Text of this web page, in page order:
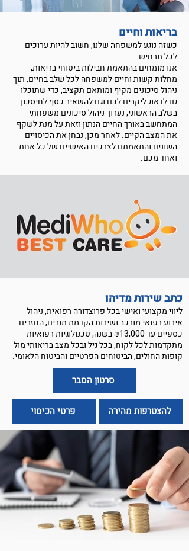
בריאות וחיים
כשזה נוגע למשפחה שלנו, חשוב להיות ערוכים
לכל תרחיש.
אנו מומחים בהתאמת חבילות ביטוחי בריאות,
מחלות קשות וחיים למשפחה לכל שלב בחיים, תוך
ניהול סיכונים מקיף ומותאם תקציב, כדי שתוכלו
גם לדאוג ליקרים לכם וגם להשאיר כסף לחיסכון.
בשלב הראשוני, נערוך ניהול סיכונים משפחתי
המתחשב באורך החיים הנתון וזאת על מנת לשקף
את המצב הקיים. לאחר מכן, נבחן את הכיסויים
השונים והתאמתם לצרכים האישיים של כל אחת
ואחד מכם.
כתב שירות מדיהו
ליווי מקצועי ואישי בכל פרוצדורה רפואית, ניהול
אירוע רפואי מורכב ושירות הקדמת תורים, החזרים
כספיים עד ₪13,000 בשנה, טכנולוגיות רפואיות
מתקדמות לכל לקוח, בכל גיל ובכל מצב בריאותי מול
קופות החולים, הביטוחים הפרטיים והביטוח הלאומי.
סרטון הסבר
פרטי הכיסוי להצטרפות מהירה